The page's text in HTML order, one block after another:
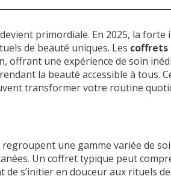
primordiale. En 2025, la forte
de beauté uniques. Les coffrets
offrant une expérience de soin
la beauté accessible à tous.
transformer votre routine
regroupent une gamme variée de
Un coffret typique peut
s’initier en douceur aux rituels